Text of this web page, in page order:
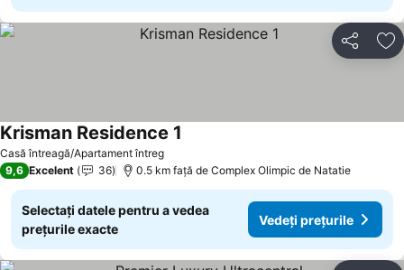
Distribuiți
Casă întreagă/Apartament întreg
Krisman Residence 1
9,6 Excelent 36 0.5 km faţă de Complex Olimpic de Natatie
Selectați datele pentru a vedea
prețurile exacte
Vedeți prețurile